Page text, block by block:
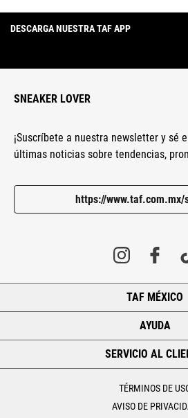
DESCARGA NUESTRA TAF APP
SNEAKER LOVER
¡Suscríbete a nuestra newsletter y sé
últimas noticias sobre tendencias,
https://www.taf.com.mx/
TAF MÉXICO
AYUDA
SERVICIO AL
TÉRMINOS DE
AVISO DE